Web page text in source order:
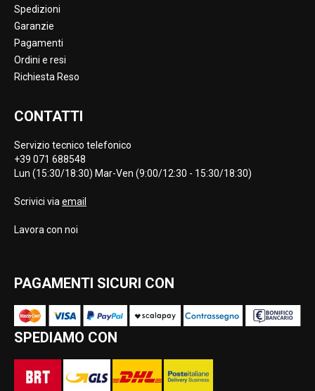
Spedizioni
Garanzie
Pagamenti
Ordini e resi
Richiesta Reso
CONTATTI
Servizio tecnico telefonico
+39 071 688548
Lun (15:30/18:30) Mar-Ven (9:00/12:30 - 15:30/18:30)
Scrivici via email
Lavora con noi
PAGAMENTI SICURI CON
SPEDIAMO CON